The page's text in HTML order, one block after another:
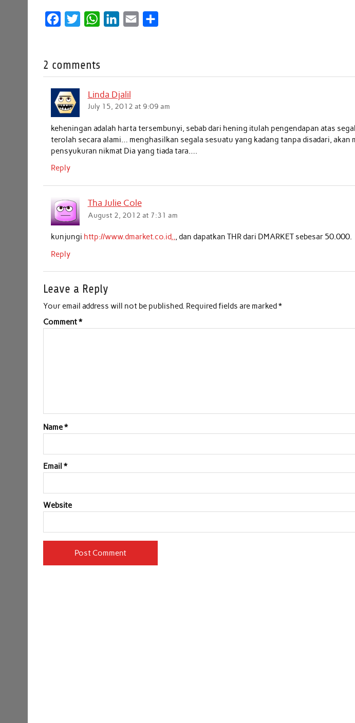
e
b
o
o
k
t
t
W
s
A
p
p
e
d
I
n
l
e
2 comments
Linda Djalil
July 15, 2012 at 9:09 am
keheningan adalah harta tersembunyi, sebab dari hening itulah pengendapan atas
terolah secara alami… menghasilkan segala sesuatu yang kadang tanpa disadari, akan
pensyukuran nikmat Dia yang tiada tara….
Reply
Tha Julie Cole
August 2, 2012 at 7:31 am
kunjungi http://www.dmarket.co.id,,, dan dapatkan THR dari DMARKET sebesar 50.000.
Reply
Leave a Reply
Your email address will not be published. Required fields are marked*
Comment*
Name*
Email*
Website